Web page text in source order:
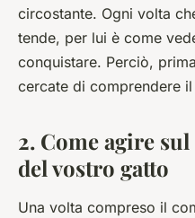
circostante. Ogni volta
tende, per lui è come
conquistare. Perciò,
cercate di comprendere
2. Come agire
del vostro gatto
Una volta compreso il